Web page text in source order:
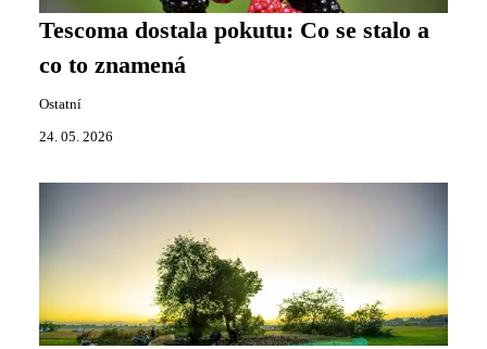
Tescoma dostala pokutu: Co se stalo a
co to znamená
Ostatní
24. 05. 2026